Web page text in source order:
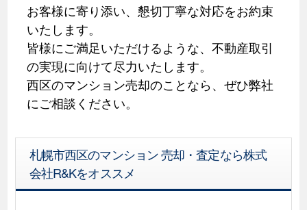
お客様に寄り添い、懇切丁寧な対応をお約束
いたします。
皆様にご満足いただけるような、不動産取引
の実現に向けて尽力いたします。
西区のマンション売却のことなら、ぜひ弊社
にご相談ください。
札幌市西区のマンション 売却・査定なら株式
会社R&Kをオススメ